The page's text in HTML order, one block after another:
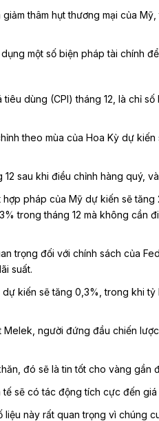
thâm hụt thương mại của
một số biện pháp tài chính
dùng (CPI) tháng 12, là chỉ
theo mùa của Hoa Kỳ dự
sau khi điều chỉnh hàng quý,
pháp của Mỹ dự kiến ​​sẽ tăng
trong tháng 12 mà không cần
trọng đối với chính sách của
suất.
kiến ​​sẽ tăng 0,3%, trong khi tỷ
người đứng đầu chiến
đó sẽ là tin tốt cho vàng gần
sẽ có tác động tích cực đến giá
này rất quan trọng vì chúng